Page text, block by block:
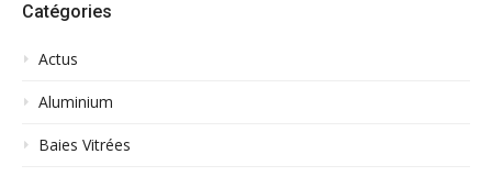
Catégories
Actus
Aluminium
Baies Vitrées